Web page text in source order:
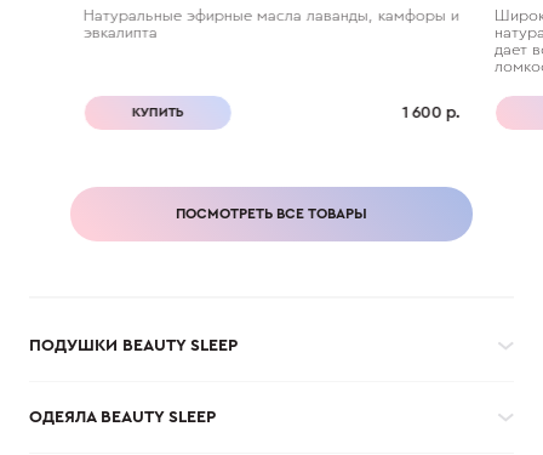
Натуральные эфирные масла лаванды, камфоры и
эвкалипта
КУПИТЬ 1 600 р.
дает
ПОСМОТРЕТЬ ВСЕ ТОВАРЫ
ПОДУШКИ BEAUTY SLEEP
ОДЕЯЛА BEAUTY SLEEP